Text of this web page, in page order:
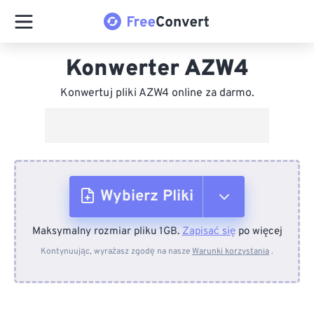
Konwerter AZW4
Konwertuj pliki AZW4 online za darmo.
Wybierz Pliki
Z urządzenia
Maksymalny rozmiar pliku 1GB.Zapisać siępo więcej
Kontynuując, wyrażasz zgodę na naszeWarunki korzystania.